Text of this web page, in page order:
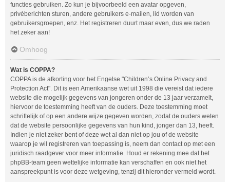
functies gebruiken. Zo kun je bijvoorbeeld een avatar opgeven,
privéberichten sturen, andere gebruikers e-mailen, lid worden van
gebruikersgroepen, enz. Het registreren duurt maar even, dus we raden
het zeker aan!
Omhoog
Wat is COPPA?
COPPA is de afkorting voor het Engelse "Children’s Online Privacy and
Protection Act". Dit is een Amerikaanse wet uit 1998 die vereist dat iedere
website die mogelijk gegevens van jongeren onder de 13 jaar verzamelt,
hiervoor de toestemming heeft van de ouders. Deze toestemming moet
schriftelijk of op een andere wijze gegeven worden, zodat de ouders weten
dat de website persoonlijke gegevens van hun kind, jonger dan 13, heeft.
Indien je niet zeker bent of deze wet al dan niet op jou of de website
waarop je wil registreren van toepassing is, neem dan contact op met een
juridisch raadgever voor meer informatie. Houd er rekening mee dat het
phpBB-team geen wettelijke informatie kan verschaffen en ook niet het
aanspreekpunt is voor deze wetgeving, tenzij dit hieronder vermeld wordt.